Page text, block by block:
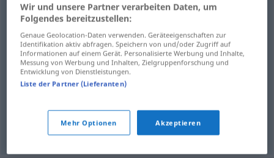
WeißeJalapenwurzel BOT Ipomoea pandurata
Beispiele
Wir und unsere Partner verarbeiten Daten, um
Folgendes bereitzustellen:
Genaue Geolocation-Daten verwenden. Geräteeigenschaften zur
Identifikation aktiv abfragen. Speichern von und/oder Zugriff auf
Informationen auf einem Gerät. Personalisierte Werbung und Inhalte,
Messung von Werbung und Inhalten, Zielgruppenforschung und
Entwicklung von Dienstleistungen.
Liste der Partner (Lieferanten)
Mehr Optionen Akzeptieren